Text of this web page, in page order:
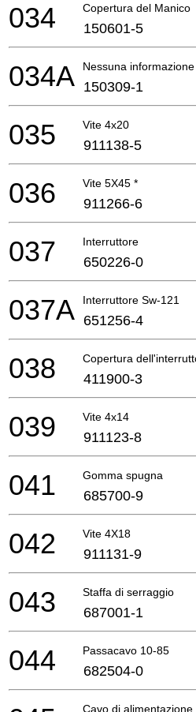
Copertura del Manico
034 150601-5
Nessuna
034A 150309-1
Vite 4x20
035 911138-5
Vite 5X45 *
036 911266-6
Interruttore
037 650226-0
Interruttore Sw-121
037A 651256-4
Copertura
038 411900-3
Vite 4x14
039 911123-8
Gomma spugna
041 685700-9
Vite 4X18
042 911131-9
Staffa di serraggio
043 687001-1
Passacavo 10-85
044 682504-0
Cavo di alimentazione